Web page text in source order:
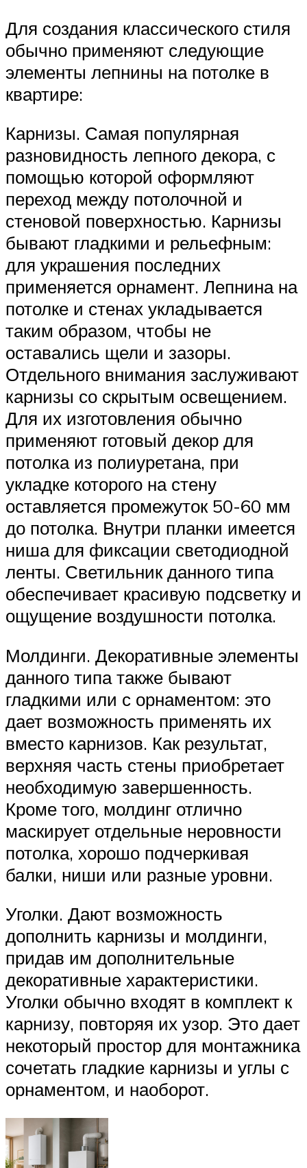
Для создания классического стиля
обычно применяют следующие
элементы лепнины на потолке в
квартире:
Карнизы. Самая популярная
разновидность лепного декора, с
помощью которой оформляют
переход между потолочной и
стеновой поверхностью. Карнизы
бывают гладкими и рельефным:
для украшения последних
применяется орнамент. Лепнина на
потолке и стенах укладывается
таким образом, чтобы не
оставались щели и зазоры.
Отдельного внимания заслуживают
карнизы со скрытым освещением.
Для их изготовления обычно
применяют готовый декор для
потолка из полиуретана, при
укладке которого на стену
оставляется промежуток 50-60 мм
до потолка. Внутри планки имеется
ниша для фиксации светодиодной
ленты. Светильник данного типа
обеспечивает красивую подсветку и
ощущение воздушности потолка.
Молдинги. Декоративные элементы
данного типа также бывают
гладкими или с орнаментом: это
дает возможность применять их
вместо карнизов. Как результат,
верхняя часть стены приобретает
необходимую завершенность.
Кроме того, молдинг отлично
маскирует отдельные неровности
потолка, хорошо подчеркивая
балки, ниши или разные уровни.
Уголки. Дают возможность
дополнить карнизы и молдинги,
придав им дополнительные
декоративные характеристики.
Уголки обычно входят в комплект к
карнизу, повторяя их узор. Это дает
некоторый простор для монтажника
сочетать гладкие карнизы и углы с
орнаментом, и наоборот.